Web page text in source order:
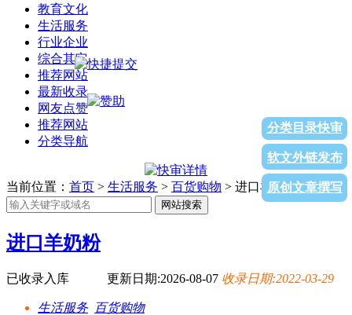
教育文化
生活服务
行业企业
综合其它
推荐网站
最新收录
网友点赞
推荐网站
分类导航
分类目录快审
软文外链发布
原创文章撰写
当前位置： 首页 > 生活服务 > 百货购物 > 进口羊奶粉
网站搜索
进口羊奶粉
已收录入库 更新日期:2026-08-07 收录日期:2022-03-29
生活服务
百货购物